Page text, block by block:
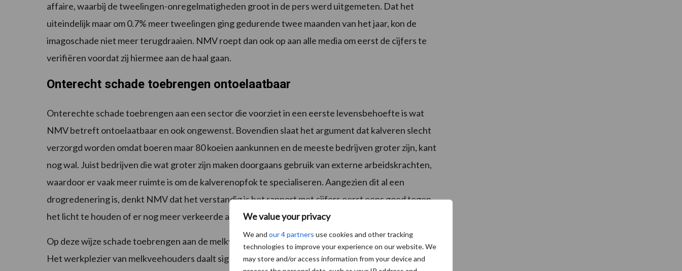
We value your privacy
We and our 4 partners use cookies and other tracking
technologies to improve your experience on our website. We
may store and/or access information from your device and
affaire, waarbij de tweelingen-onregelmatigheden groot in de pers werd uitgemeten. Dat het
uiteindelijk maar om 0.7% meer tweelingen ging gedurende twee maanden van het jaar, kon de
imagoschade niet meer terugdraaien. NMV roept dan ook op aan alle media om eerst de cijfers te
verifiëren voordat zij hiermee aan de haal gaan.
Onterecht schade toebrengen ontoelaatbaar
Onterechte schade toebrengen aan een sector die voorziet in een eerste levensbehoefte is wat
NMV betreft ontoelaatbaar en ook ongewenst. Bovendien slaat het argument dat kalveren slecht
verzorgd worden omdat boeren maar 80 koeien aankunnen en de meeste bedrijven groter zijn, kant
nog wal. Juist bedrijven die wat groter zijn maken doorgaans gebruik van externe arbeidskrachten,
waardoor er vaak meer ruimte is om de kalverenopfok te specialiseren. Aangezien dit al een
drogredenering is, denkt NMV dat het verstandig is het rapport met cijfers eerst eens goed tegen
het licht te houden of er nog meer verkeerde aannames gedaan zijn.
Op deze wijze schade toebrengen aan de melkveehouderij geeft nog een onbedoeld neveneffect:
Het werkplezier van melkveehouders daalt significant waardoor zij er eerder de brui aan geven. Dit